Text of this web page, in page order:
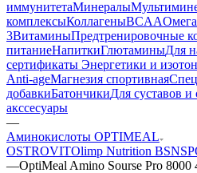
иммунитетаМинералы
комплексыКоллагеныBCAAОмега
3ВитаминыПредтренировочные
питаниеНапиткиГлютаминыДля
сертификаты Энергетики и
Anti-ageМагнезия спортивная
добавкиБатончикиДля суставов и
акссесуары
—
Аминокислоты OPTIMEAL
OSTROVITOlimp Nutrition BSN
—OptiMeal Amino Sourse Pro 8000